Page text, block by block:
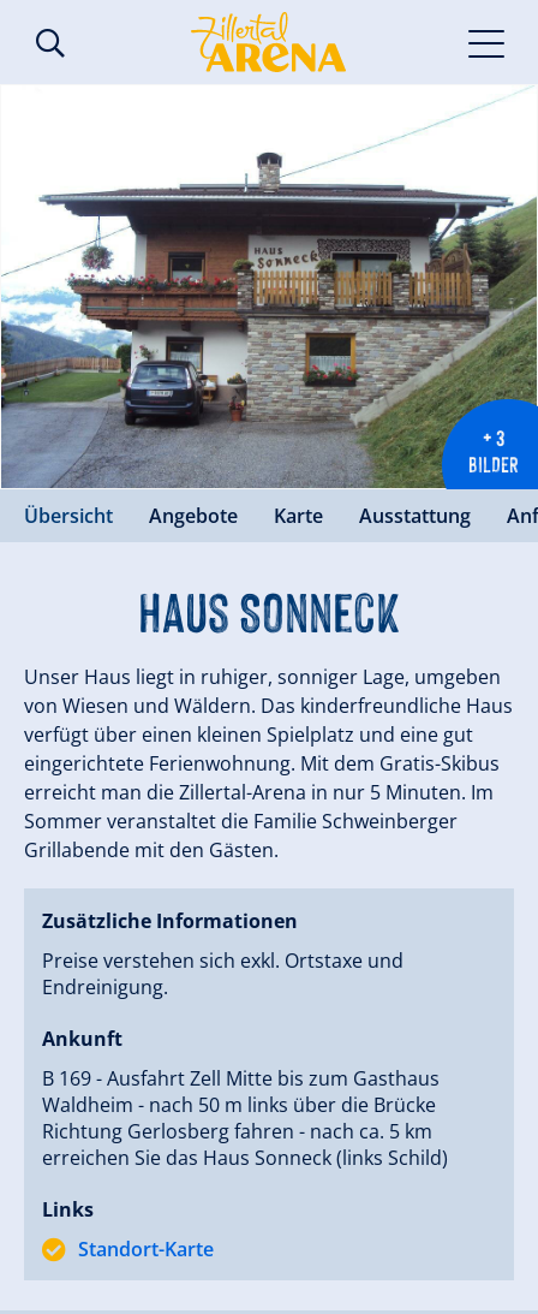
+ 3
BILDER
Übersicht Angebote Karte Ausstattung
Haus Sonneck
Unser Haus liegt in ruhiger, sonniger Lage, umgeben
von Wiesen und Wäldern. Das kinderfreundliche Haus
verfügt über einen kleinen Spielplatz und eine gut
eingerichtete Ferienwohnung. Mit dem Gratis-Skibus
erreicht man die Zillertal-Arena in nur 5 Minuten. Im
Sommer veranstaltet die Familie Schweinberger
Grillabende mit den Gästen.
Zusätzliche Informationen
Preise verstehen sich exkl. Ortstaxe und
Endreinigung.
Ankunft
B 169 - Ausfahrt Zell Mitte bis zum Gasthaus
Waldheim - nach 50 m links über die Brücke
Richtung Gerlosberg fahren - nach ca. 5 km
erreichen Sie das Haus Sonneck (links Schild)
Links
Standort-Karte